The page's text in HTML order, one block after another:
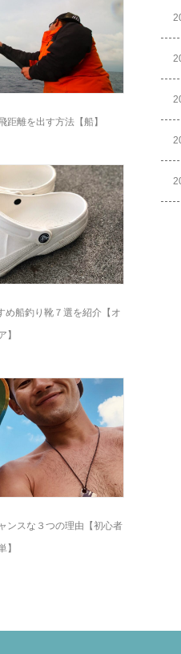
距離を出す方法【船】
め船釣り靴７選を紹介【オ
】
ンスな３つの理由【初心者
】